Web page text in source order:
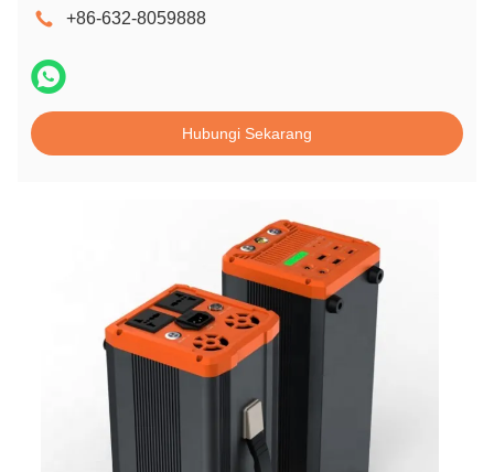
+86-632-8059888
Hubungi Sekarang